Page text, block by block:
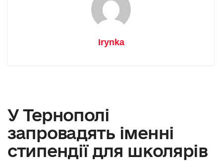
Irynka
У Тернополі
запровадять іменні
стипендії для школярів